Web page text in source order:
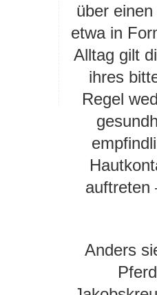
über
etwa in
Alltag gilt
ihres
Regel
auftreten
Anders